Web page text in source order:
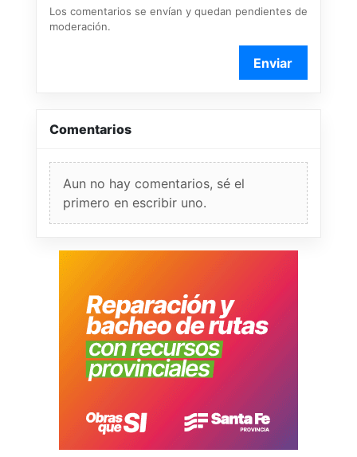
Los comentarios se envían y quedan pendientes de
moderación.
Enviar
Comentarios
Aun no hay comentarios, sé el
primero en escribir uno.